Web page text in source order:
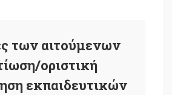
των αιτούμενων
οριστική
εκπαιδευτικών